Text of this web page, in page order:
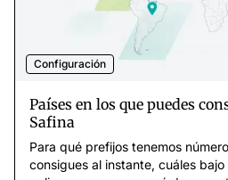
Configuración
Países en los que puedes
Safina
Para qué prefijos tenemos
consigues al instante, cuáles